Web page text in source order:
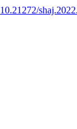
10.21272/